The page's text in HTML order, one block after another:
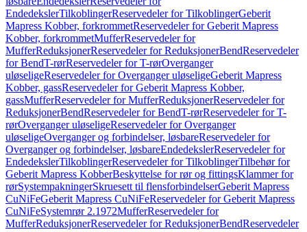
EndedekslerTilkoblingerReservedeler for TilkoblingerGeberit
Mapress Kobber, forkrommetReservedeler for Geberit Mapress
Kobber, forkrommetMufferReservedeler for
MufferReduksjonerReservedeler for ReduksjonerBendReservedeler
for BendT-rørReservedeler for T-rørOverganger
uløseligeReservedeler for Overganger uløseligeGeberit Mapress
Kobber, gassReservedeler for Geberit Mapress Kobber,
gassMufferReservedeler for MufferReduksjonerReservedeler for
ReduksjonerBendReservedeler for BendT-rørReservedeler for T-
rørOverganger uløseligeReservedeler for Overganger
uløseligeOverganger og forbindelser, løsbareReservedeler for
Overganger og forbindelser, løsbareEndedekslerReservedeler for
EndedekslerTilkoblingerReservedeler for TilkoblingerTilbehør for
Geberit Mapress KobberBeskyttelse for rør og fittingsKlammer for
rørSystempakningerSkruesett til flensforbindelserGeberit Mapress
CuNiFeGeberit Mapress CuNiFeReservedeler for Geberit Mapress
CuNiFeSystemrør 2.1972MufferReservedeler for
MufferReduksjonerReservedeler for ReduksjonerBendReservedeler